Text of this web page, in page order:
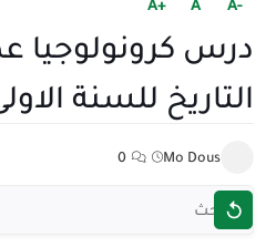
+A A -A
درس كرونولوجيا
التاريخ للسنة
Mo Dous
0